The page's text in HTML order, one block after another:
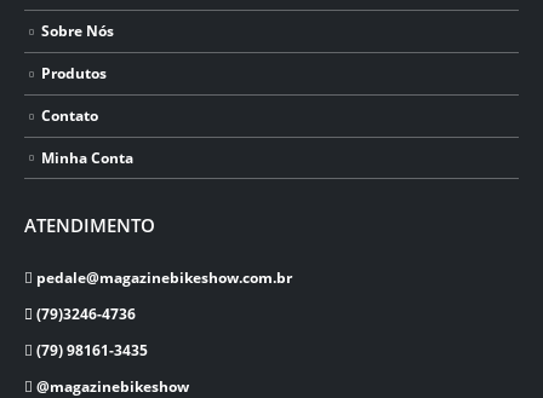
Sobre Nós
Produtos
Contato
Minha Conta
ATENDIMENTO
pedale@magazinebikeshow.com.br
(79)3246-4736
(79) 98161-3435
@magazinebikeshow